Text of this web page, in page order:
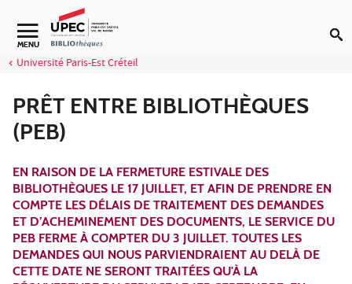
Aller au contenu
Navigation secondaire
MENU
Université Paris-Est Créteil
PRÊT ENTRE BIBLIOTHÈQUES
(PEB)
EN RAISON DE LA FERMETURE ESTIVALE DES
BIBLIOTHÈQUES LE 17 JUILLET, ET AFIN DE PRENDRE EN
COMPTE LES DÉLAIS DE TRAITEMENT DES DEMANDES
ET D’ACHEMINEMENT DES DOCUMENTS, LE SERVICE DU
PEB FERME À COMPTER DU 3 JUILLET. TOUTES LES
DEMANDES QUI NOUS PARVIENDRAIENT AU DELÀ DE
CETTE DATE NE SERONT TRAITÉES QU'À LA